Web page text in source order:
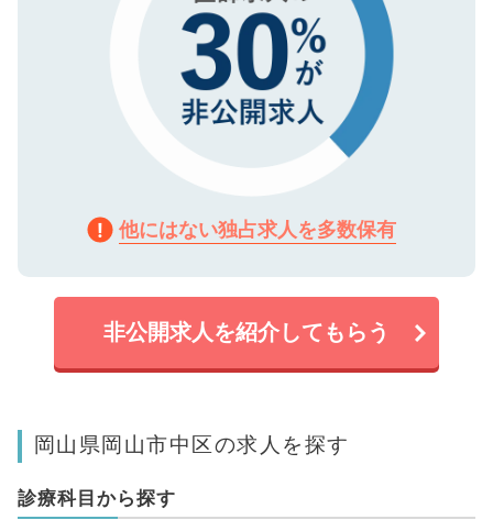
他にはない独占求人を多数保有
非公開求人を紹介してもらう
岡山県岡山市中区の求人を探す
診療科目から探す